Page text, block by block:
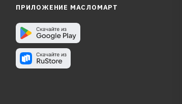
ПРИЛОЖЕНИЕ МАСЛОМАРТ